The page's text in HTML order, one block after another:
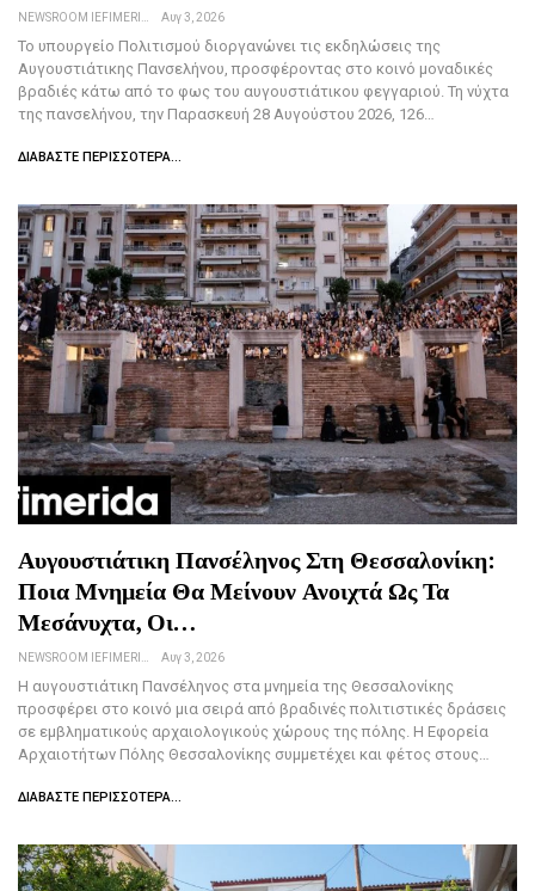
Αυγ 3, 2026
Το υπουργείο Πολιτισμού διοργανώνει τις εκδηλώσεις της
Αυγουστιάτικης Πανσελήνου, προσφέροντας στο κοινό μοναδικές
βραδιές κάτω από το φως του αυγουστιάτικου φεγγαριού. Τη νύχτα
της πανσελήνου, την Παρασκευή 28 Αυγούστου 2026, 126…
ΔΙΑΒΆΣΤΕ ΠΕΡΙΣΣΌΤΕΡΑ...
Αυγουστιάτικη Πανσέληνος Στη Θεσσαλονίκη:
Ποια Μνημεία Θα Μείνουν Ανοιχτά Ως Τα
Μεσάνυχτα, Οι…
Αυγ 3, 2026
Η αυγουστιάτικη Πανσέληνος στα μνημεία της Θεσσαλονίκης
προσφέρει στο κοινό μια σειρά από βραδινές πολιτιστικές δράσεις
σε εμβληματικούς αρχαιολογικούς χώρους της πόλης. Η Εφορεία
Αρχαιοτήτων Πόλης Θεσσαλονίκης συμμετέχει και φέτος στους…
ΔΙΑΒΆΣΤΕ ΠΕΡΙΣΣΌΤΕΡΑ...